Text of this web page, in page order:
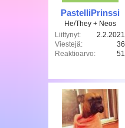
PastelliPrinssi
He/They + Neos
Liittynyt
2.2.2021
Viestejä
36
Reaktioarvo
51